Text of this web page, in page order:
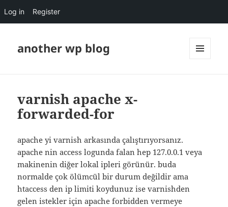
Log in Register
another wp blog
varnish apache x-
forwarded-for
apache yi varnish arkasında çalıştırıyorsanız.
apache nin access logunda falan hep 127.0.0.1 veya
makinenin diğer lokal ipleri görünür. buda
normalde çok ölümcül bir durum değildir ama
htaccess den ip limiti koydunuz ise varnishden
gelen istekler için apache forbidden vermeye